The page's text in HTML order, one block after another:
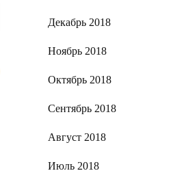
Декабрь 2018
Ноябрь 2018
Октябрь 2018
Сентябрь 2018
Август 2018
Июль 2018